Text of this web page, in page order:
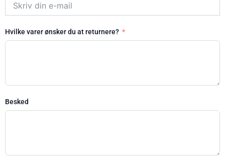
Hvilke varer ønsker du at returnere?
Besked